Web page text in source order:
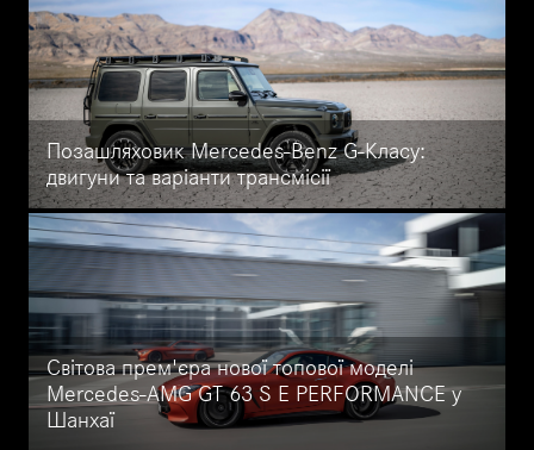
технологіях. Дізнайтесь більше про нові можливості S-Класу
2024.
Позашляховик Mercedes-Benz G-Класу:
двигуни та варіанти трансмісії
Нове покоління Mercedes-Benz G-класу пропонує повністю
електрифіковані двигуни з м'якою гібридною технологією. У
лінійку входять бензиновий Mercedes-AMG G 63, G 500 та
Mercedes-Benz G 450 d. Дізнайтеся більше у статті
Світова прем'єра нової топової моделі
Mercedes-AMG GT 63 S E PERFORMANCE у
Шанхаї